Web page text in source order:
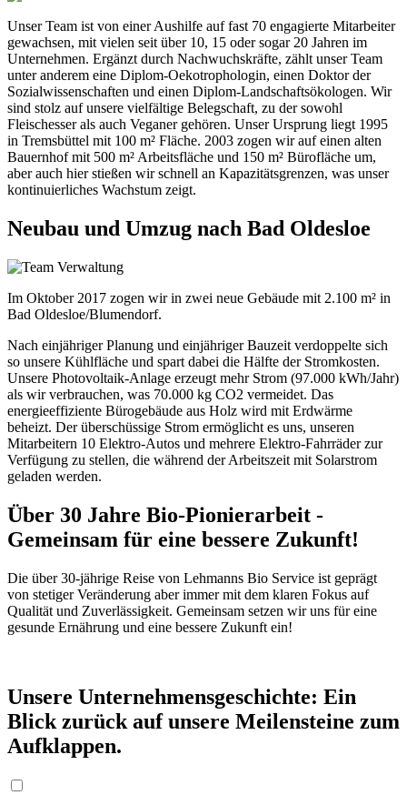
Unser Team ist von einer Aushilfe auf fast 70 engagierte Mitarbeiter
gewachsen, mit vielen seit über 10, 15 oder sogar 20 Jahren im
Unternehmen. Ergänzt durch Nachwuchskräfte, zählt unser Team
unter anderem eine Diplom-Oekotrophologin, einen Doktor der
Sozialwissenschaften und einen Diplom-Landschaftsökologen. Wir
sind stolz auf unsere vielfältige Belegschaft, zu der sowohl
Fleischesser als auch Veganer gehören. Unser Ursprung liegt 1995
in Tremsbüttel mit 100 m² Fläche. 2003 zogen wir auf einen alten
Bauernhof mit 500 m² Arbeitsfläche und 150 m² Bürofläche um,
aber auch hier stießen wir schnell an Kapazitätsgrenzen, was unser
kontinuierliches Wachstum zeigt.
Neubau und Umzug nach Bad Oldesloe
Im Oktober 2017 zogen wir in zwei neue Gebäude mit 2.100 m² in
Bad Oldesloe/Blumendorf.
Nach einjähriger Planung und einjähriger Bauzeit verdoppelte sich
so unsere Kühlfläche und spart dabei die Hälfte der Stromkosten.
Unsere Photovoltaik-Anlage erzeugt mehr Strom (97.000 kWh/Jahr)
als wir verbrauchen, was 70.000 kg CO2 vermeidet. Das
energieeffiziente Bürogebäude aus Holz wird mit Erdwärme
beheizt. Der überschüssige Strom ermöglicht es uns, unseren
Mitarbeitern 10 Elektro-Autos und mehrere Elektro-Fahrräder zur
Verfügung zu stellen, die während der Arbeitszeit mit Solarstrom
geladen werden.
Über 30 Jahre Bio-Pionierarbeit -
Gemeinsam für eine bessere Zukunft!
Die über 30-jährige Reise von Lehmanns Bio Service ist geprägt
von stetiger Veränderung aber immer mit dem klaren Fokus auf
Qualität und Zuverlässigkeit. Gemeinsam setzen wir uns für eine
gesunde Ernährung und eine bessere Zukunft ein!
Unsere Unternehmensgeschichte: Ein
Blick zurück auf unsere Meilensteine zum
Aufklappen.